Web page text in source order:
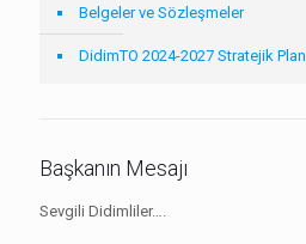
Belgeler ve Sözleşmeler
DidimTO 2024-2027 Stratejik Plan
Başkanın Mesajı
Sevgili Didimliler….